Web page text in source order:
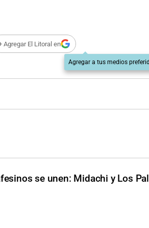
Agregar El Litoral en
Agregar a tus medios
se unen: Midachi y Los